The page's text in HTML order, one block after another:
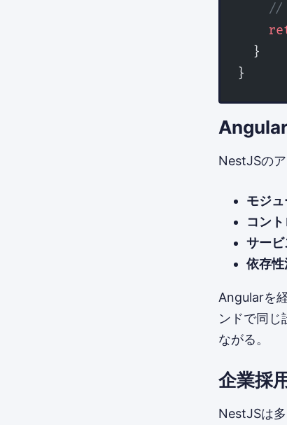
//
  }
}
NestJSの
モジュ
コン
サービ
依存
Angularを
ンドで同じ
ながる。
企業採
NestJSは